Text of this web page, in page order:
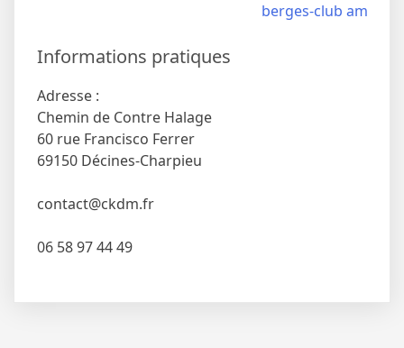
berges-club am
Informations pratiques
Adresse :
Chemin de Contre Halage
60 rue Francisco Ferrer
69150 Décines-Charpieu
contact@ckdm.fr
06 58 97 44 49